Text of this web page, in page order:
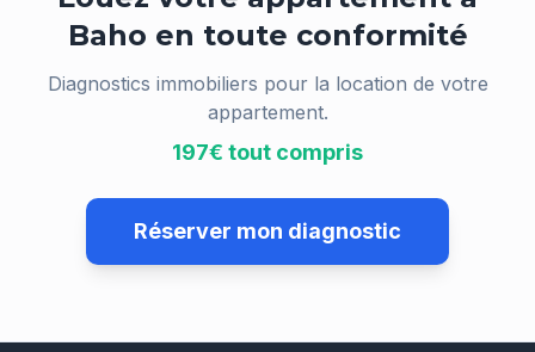
Baho en toute conformité
Diagnostics immobiliers pour la location de votre
appartement.
197€ tout compris
Réserver mon diagnostic